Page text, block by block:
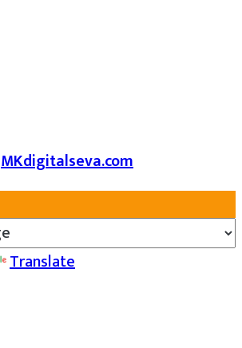
MKdigitalseva.com
Translate